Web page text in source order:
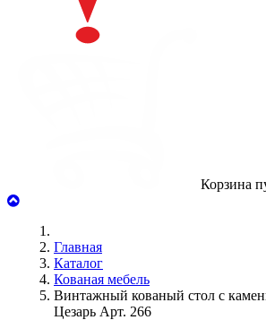
Корзина
Главная
Каталог
Кованая мебель
Винтажный кованый стол с
Цезарь Арт. 266